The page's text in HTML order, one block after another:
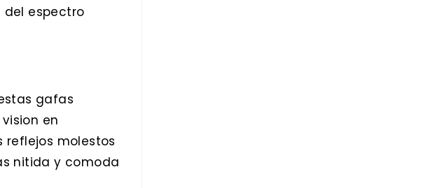
espectro
gafas
en
reflejos molestos
nitida y comoda